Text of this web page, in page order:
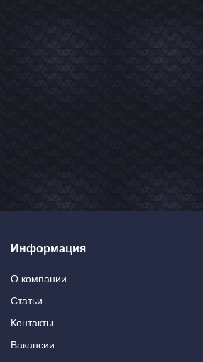
Информация
О компании
Статьи
Контакты
Вакансии